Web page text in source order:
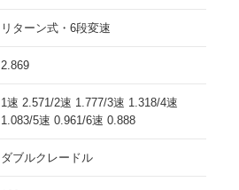
リターン式・6段変速
2.869
1速 2.571/2速 1.777/3速 1.318/4速
1.083/5速 0.961/6速 0.888
ダブルクレードル